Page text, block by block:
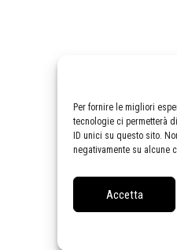
Per fornire le migliori
tecnologie ci permetterà
ID unici su questo sito.
negativamente su alcune
Accetta